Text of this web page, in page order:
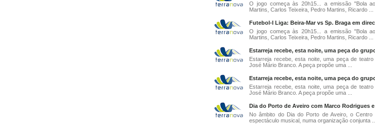
O jogo começa às 20h15... a emissão "Bola
Martins, Carlos Teixeira, Pedro Martins, Ricardo ...
Futebol-I Liga: Beira-Mar vs Sp. Braga em
O jogo começa às 20h15... a emissão "Bola
Martins, Carlos Teixeira, Pedro Martins, Ricardo ...
Estarreja recebe, esta noite, uma peça do
Estarreja recebe, esta noite, uma peça de
José Mário Branco. A peça propõe uma ...
Estarreja recebe, esta noite, uma peça do
Estarreja recebe, esta noite, uma peça de
José Mário Branco. A peça propõe uma ...
Dia do Porto de Aveiro com Marco Rodrigues
No âmbito do Dia do Porto de Aveiro, o
espectáculo musical, numa organização conjunta ...